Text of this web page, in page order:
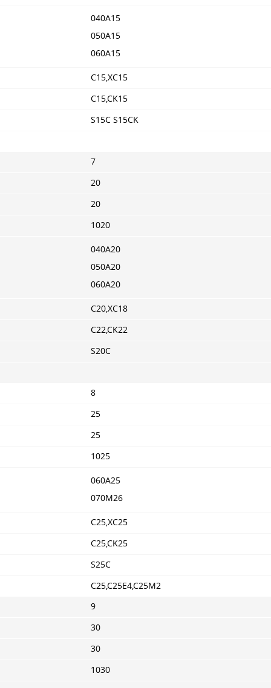
040A15
050A15
060A15
C15,XC15
C15,CK15
S15C S15CK
7
20
20
1020
040A20
050A20
060A20
C20,XC18
C22,CK22
S20C
8
25
25
1025
060A25
070M26
C25,XC25
C25,CK25
S25C
C25,C25E4,C25M2
9
30
30
1030